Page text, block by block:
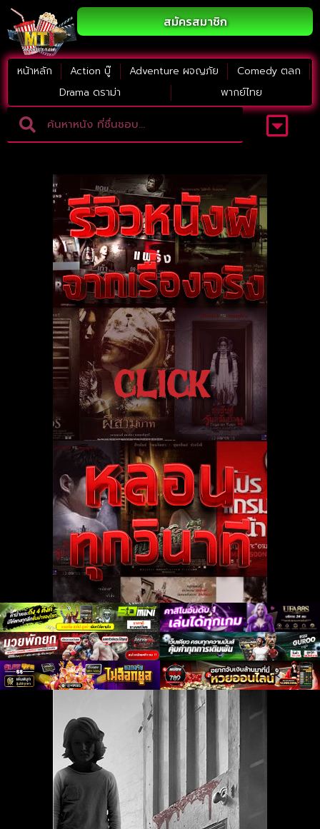
สมัครสมาชิก
หน้าหลัก Action บู๊ Adventure ผจญภัย
Comedy ตลก
Drama ดราม่า
พากย์ไทย